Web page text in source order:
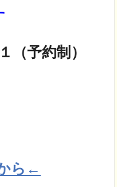
（予約制）
ら←